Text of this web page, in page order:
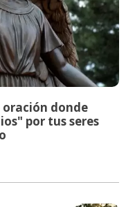
oración donde
por tus seres